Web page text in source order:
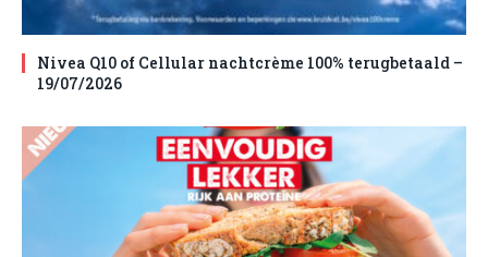
Nivea Q10 of Cellular nachtcrème 100% terugbetaald –
19/07/2026